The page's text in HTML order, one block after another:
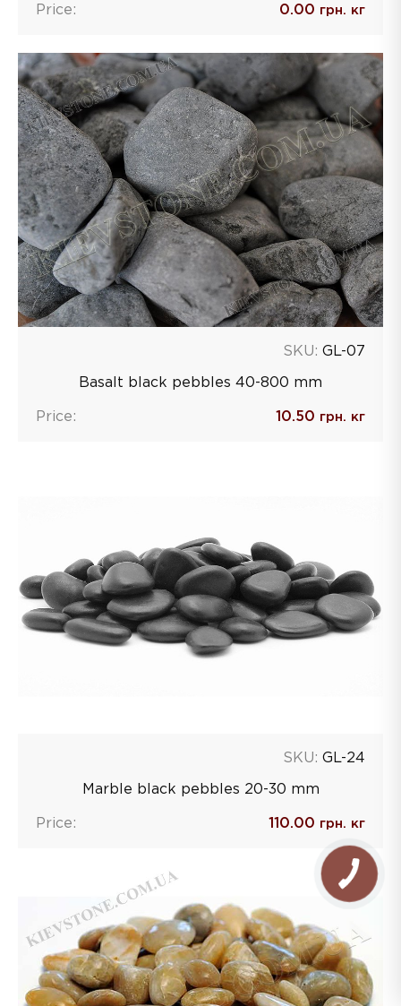
Price: 0.00 грн. кг
SKU: GL-07
Basalt black pebbles 40-800 mm
Price: 10.50 грн. кг
SKU: GL-24
Marble black pebbles 20-30 mm
Price: 110.00 грн. кг